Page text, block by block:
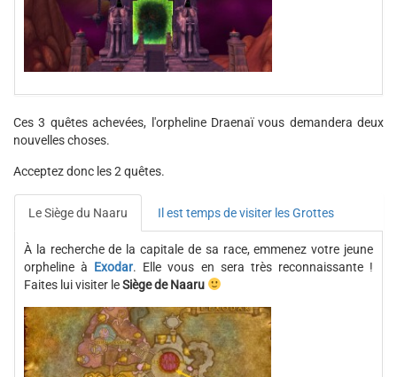
Ces 3 quêtes achevées, l'orpheline Draenaï vous demandera deux
nouvelles choses.
Acceptez donc les 2 quêtes.
Le Siège du Naaru Il est temps de visiter les Grottes
À la recherche de la capitale de sa race, emmenez votre jeune
orpheline à Exodar. Elle vous en sera très reconnaissante !
Faites lui visiter leSiège de Naaru